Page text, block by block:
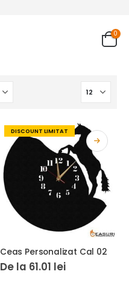
0
DISCOUNT LIMITAT
Ceas Personalizat Cal 02
De la 61.01 lei